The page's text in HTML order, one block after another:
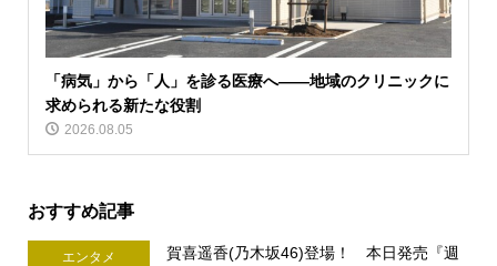
「病気」から「人」を診る医療へ――地域のクリニックに
求められる新たな役割
2026.08.05
おすすめ記事
エンタメ
賀喜遥香(乃木坂46)登場！ 本日発売『週